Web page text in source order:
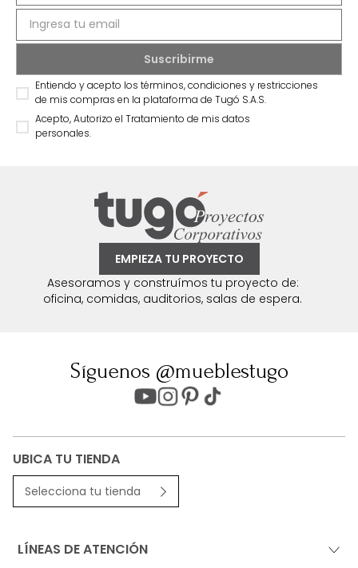
Entiendo y acepto los términos, condiciones y restricciones
de mis compras en la plataforma de Tugó S.A.S.
Acepto, Autorizo el Tratamiento de mis datos
personales.
EMPIEZA TU PROYECTO
Asesoramos y construímos tu proyecto de:
oficina, comidas, auditorios, salas de espera.
Síguenos @mueblestugo
UBICA TU TIENDA
Selecciona tu tienda
LÍNEAS DE ATENCIÓN